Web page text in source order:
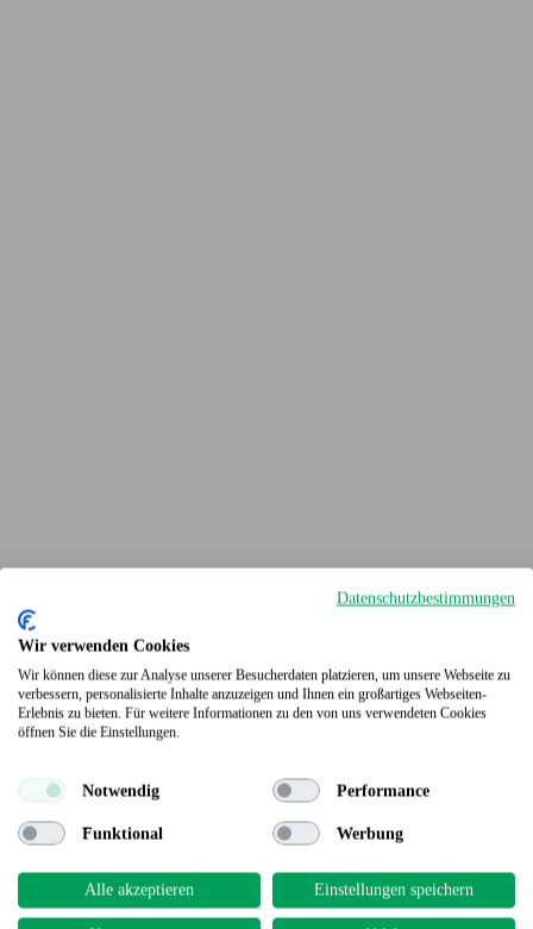
Terrassendielen
Datenschutzbestimmungen
Wir verwenden Cookies
Wir können diese zur Analyse unserer Besucherdaten platzieren, um unsere Webseite zu
verbessern, personalisierte Inhalte anzuzeigen und Ihnen ein großartiges Webseiten-
Erlebnis zu bieten. Für weitere Informationen zu den von uns verwendeten Cookies
öffnen Sie die Einstellungen.
Notwendig Performance
Funktional Werbung
Alle akzeptieren Einstellungen speichern